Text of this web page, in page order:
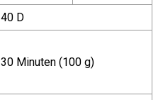
40 D
30 Minuten (100 g)